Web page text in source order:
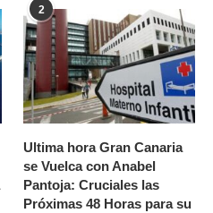
2
Ultima hora Gran Canaria
se Vuelca con Anabel
Pantoja: Cruciales las
Próximas 48 Horas para su